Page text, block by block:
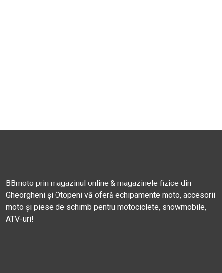
BBmoto prin magazinul online & magazinele fizice din
Gheorgheni și Otopeni vă oferă echipamente moto, accesorii
moto și piese de schimb pentru motociclete, snowmobile,
ATV-uri!